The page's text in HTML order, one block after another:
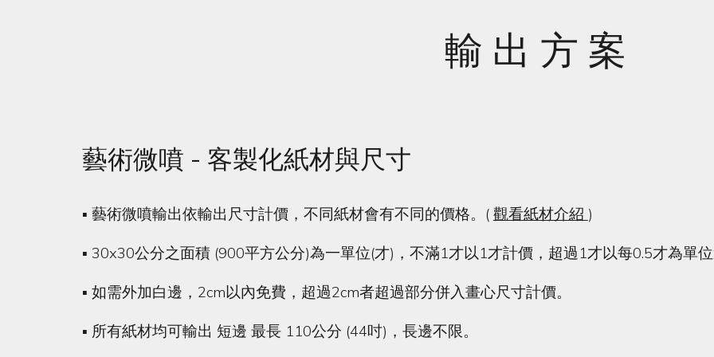
輸 出 方 案
藝術微噴 - 客製化紙材與尺寸
▪ 藝術微噴輸出依輸出尺寸計價，不同紙材會有不同的價格。(觀看紙材介紹 )
▪ 30x30公分之面積 (900平方公分)為一單位(才)，不滿1才以1才計價，超過1才以每0.5才為單
▪ 如需外加白邊，2cm以內免費，超過2cm者超過部分併入畫心尺寸計價。
▪ 所有紙材均可輸出 短邊 最長 110公分 (44吋)，長邊不限。